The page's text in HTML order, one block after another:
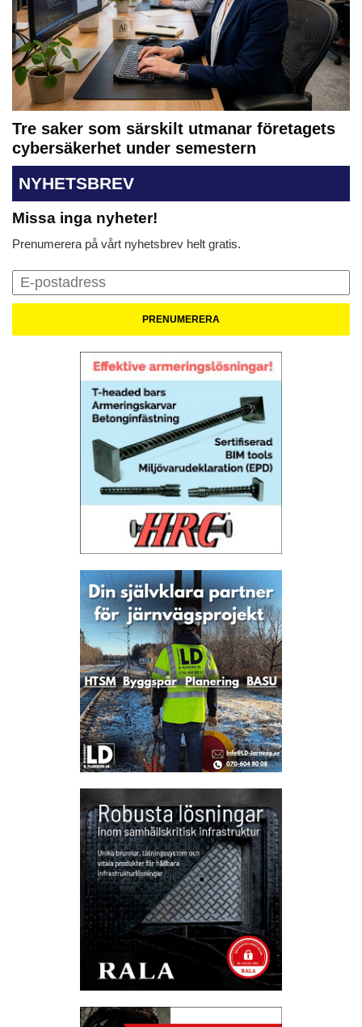
Tre saker som särskilt utmanar företagets
cybersäkerhet under semestern
NYHETSBREV
Missa inga nyheter!
Prenumerera på vårt nyhetsbrev helt gratis.